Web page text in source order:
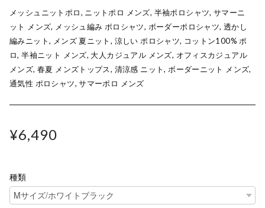
メッシュニットポロ, ニットポロ メンズ, 半袖ポロシャツ, サマーニ
ット メンズ, メッシュ編み ポロシャツ, ボーダーポロシャツ, 透かし
編みニット, メンズ 夏ニット, 涼しい ポロシャツ, コットン100% ポ
ロ, 半袖ニット メンズ, 大人カジュアル メンズ, オフィスカジュアル
メンズ, 春夏 メンズトップス, 清涼感 ニット, ボーダーニット メンズ,
通気性 ポロシャツ, サマーポロ メンズ
¥6,490
種類